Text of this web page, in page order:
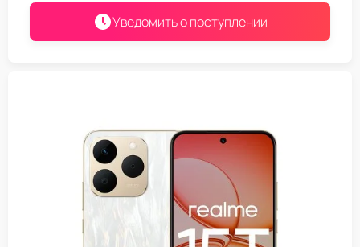
Уведомить о поступлении